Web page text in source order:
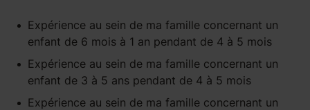
Expérience au sein de ma famille concernant un
enfant de 6 mois à 1 an pendant de 4 à 5 mois
Expérience au sein de ma famille concernant un
enfant de 3 à 5 ans pendant de 4 à 5 mois
Expérience au sein de ma famille concernant un